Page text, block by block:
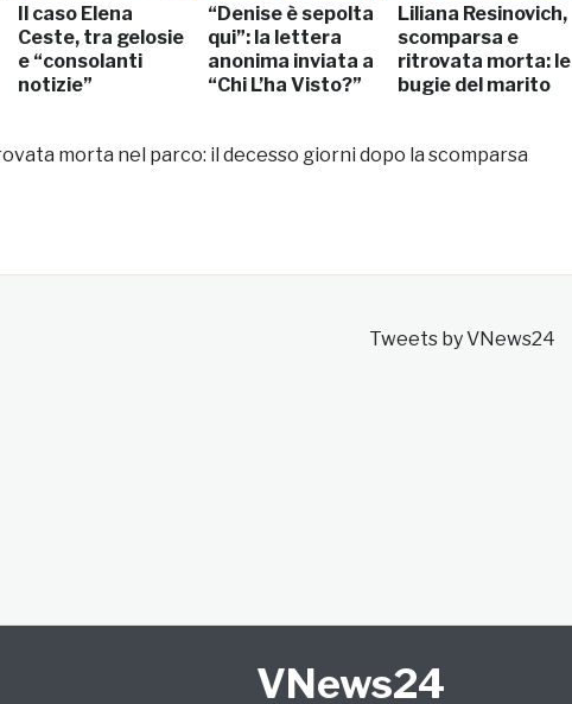
Il caso Elena
Ceste, tra gelosie
e “consolanti
notizie”
“Denise è sepolta
qui”: la lettera
anonima inviata a
“Chi L’ha Visto?”
Liliana Resinovich,
scomparsa e
ritrovata morta: le
bugie del marito
morta nel parco: il decesso giorni dopo la scomparsa
Tweets by VNews24
VNews24